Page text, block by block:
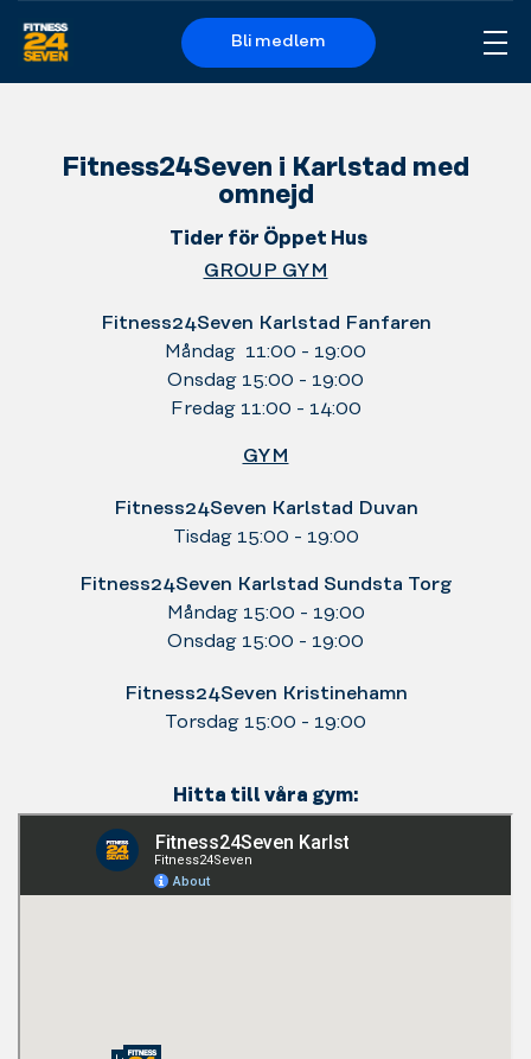
Logo
Bli medlem
Fitness24Seven i Karlstad med
omnejd
Tider för Öppet Hus
GROUP GYM
Fitness24Seven Karlstad Fanfaren
Måndag 11:00 - 19:00
Onsdag 15:00 - 19:00
Fredag 11:00 - 14:00
GYM
Fitness24Seven Karlstad Duvan
Tisdag 15:00 - 19:00
Fitness24Seven Karlstad Sundsta Torg
Måndag 15:00 - 19:00
Onsdag 15:00 - 19:00
Fitness24Seven Kristinehamn
Torsdag 15:00 - 19:00
Hitta till våra gym: